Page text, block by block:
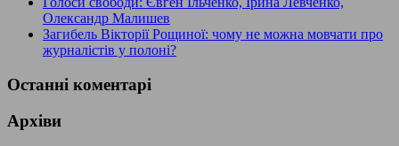
Олександр Малишев
Загибель Вікторії Рощиної: чому не можна мовчати про
журналістів у полоні?
Останні коментарі
Архіви